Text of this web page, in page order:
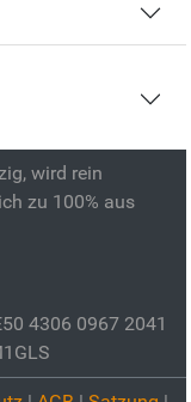
wird rein
zu 100% aus
4306 0967 2041